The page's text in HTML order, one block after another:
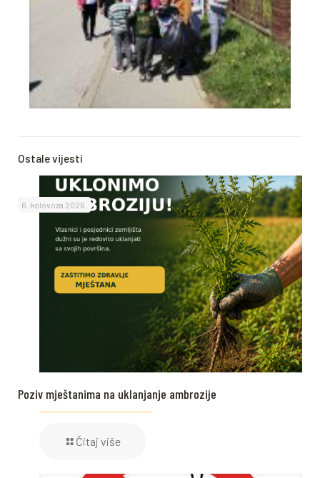
Ostale vijesti
6. kolovoza 2026.
Poziv mještanima na uklanjanje ambrozije
Čitaj više